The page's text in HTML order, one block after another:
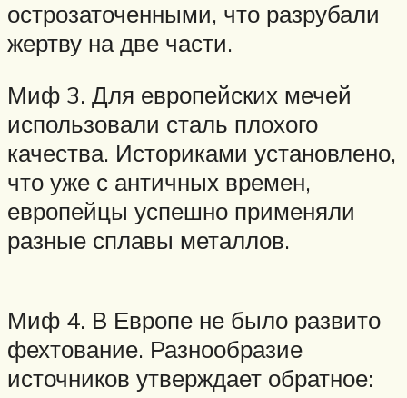
острозаточенными, что разрубали
жертву на две части.
Миф 3. Для европейских мечей
использовали сталь плохого
качества. Историками установлено,
что уже с античных времен,
европейцы успешно применяли
разные сплавы металлов.
Миф 4. В Европе не было развито
фехтование. Разнообразие
источников утверждает обратное: